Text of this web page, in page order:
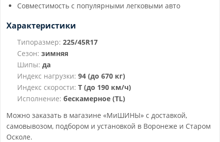
Совместимость с популярными легковыми авто
Характеристики
Типоразмер: 225/45R17
Сезон: зимняя
Шипы: да
Индекс нагрузки: 94 (до 670 кг)
Индекс скорости: T (до 190 км/ч)
Исполнение: бескамерное (TL)
Можно заказать в магазине «МиШИНЫ» с доставкой,
самовывозом, подбором и установкой в Воронеже и Старом
Осколе.